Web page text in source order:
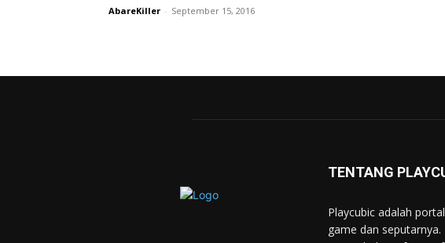
AbareKiller - September 15, 2016
TENTANG
Playcubic adalah
game dan